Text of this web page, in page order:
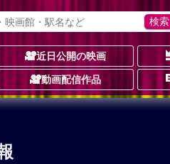
近日公開の映画
動画配信作品